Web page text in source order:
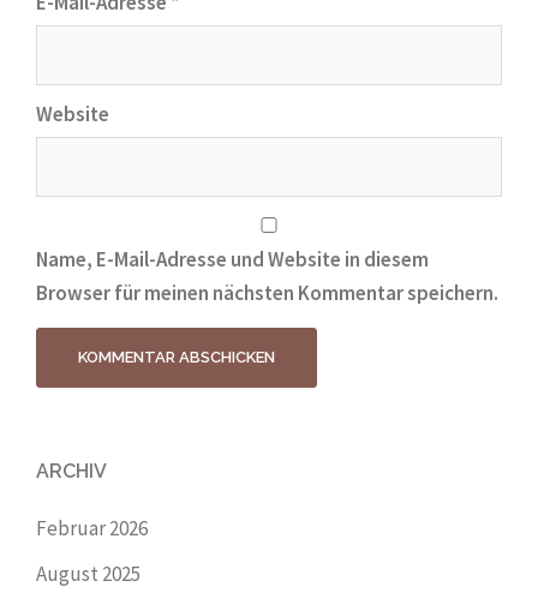
Website
Name, E-Mail-Adresse und Website in diesem
Browser für meinen nächsten Kommentar speichern.
ARCHIV
Februar 2026
August 2025